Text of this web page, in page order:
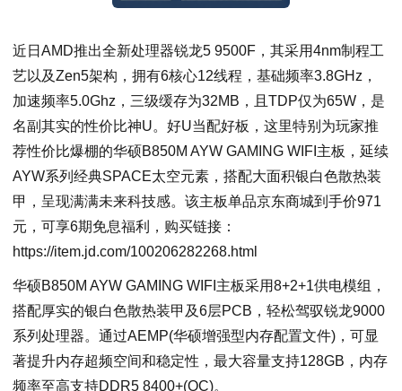
近日AMD推出全新处理器锐龙5 9500F，其采用4nm制程工
艺以及Zen5架构，拥有6核心12线程，基础频率3.8GHz，
加速频率5.0Ghz，三级缓存为32MB，且TDP仅为65W，是
名副其实的性价比神U。好U当配好板，这里特别为玩家推
荐性价比爆棚的华硕B850M AYW GAMING WIFI主板，延续
AYW系列经典SPACE太空元素，搭配大面积银白色散热装
甲，呈现满满未来科技感。该主板单品京东商城到手价971
元，可享6期免息福利，购买链接：
https://item.jd.com/100206282268.html
华硕B850M AYW GAMING WIFI主板采用8+2+1供电模组，
搭配厚实的银白色散热装甲及6层PCB，轻松驾驭锐龙9000
系列处理器。通过AEMP(华硕增强型内存配置文件)，可显
著提升内存超频空间和稳定性，最大容量支持128GB，内存
频率至高支持DDR5 8400+(OC)。